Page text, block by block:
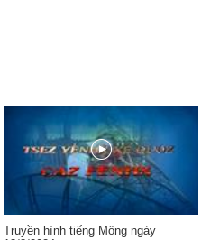
Truyền hình tiếng Mông ngày